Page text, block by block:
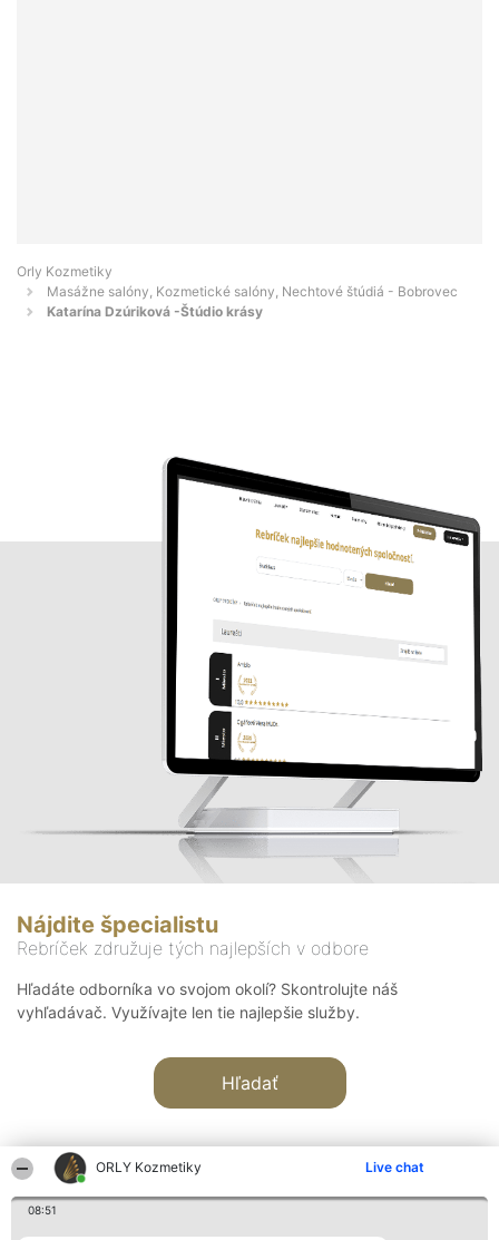
ORLY Kozmetiky Live chat
08:51
Orly Kozmetiky
Masážne salóny, Kozmetické salóny, Nechtové štúdiá - Bobrovec
Katarína Dzúriková -Štúdio krásy
Nájdite špecialistu
Rebríček združuje tých najlepších v odbore
Hľadáte odborníka vo svojom okolí? Skontrolujte náš
vyhľadávač. Využívajte len tie najlepšie služby.
Hľadať